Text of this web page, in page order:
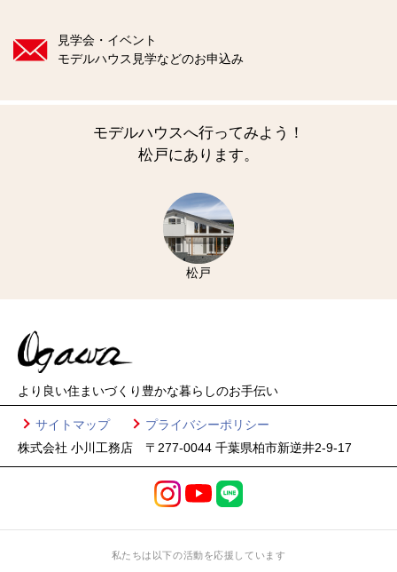
見学会・イベント
モデルハウス見学などのお申込み
モデルハウスへ行ってみよう！
松戸にあります。
松戸
より良い住まいづくり 豊かな暮らしのお手伝い
サイトマップ
プライバシーポリシー
株式会社 小川工務店 〒277-0044 千葉県柏市新逆井2-9-17
私たちは以下の活動を応援しています